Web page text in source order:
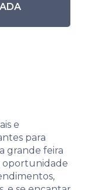
e
para
grande feira
oportunidade